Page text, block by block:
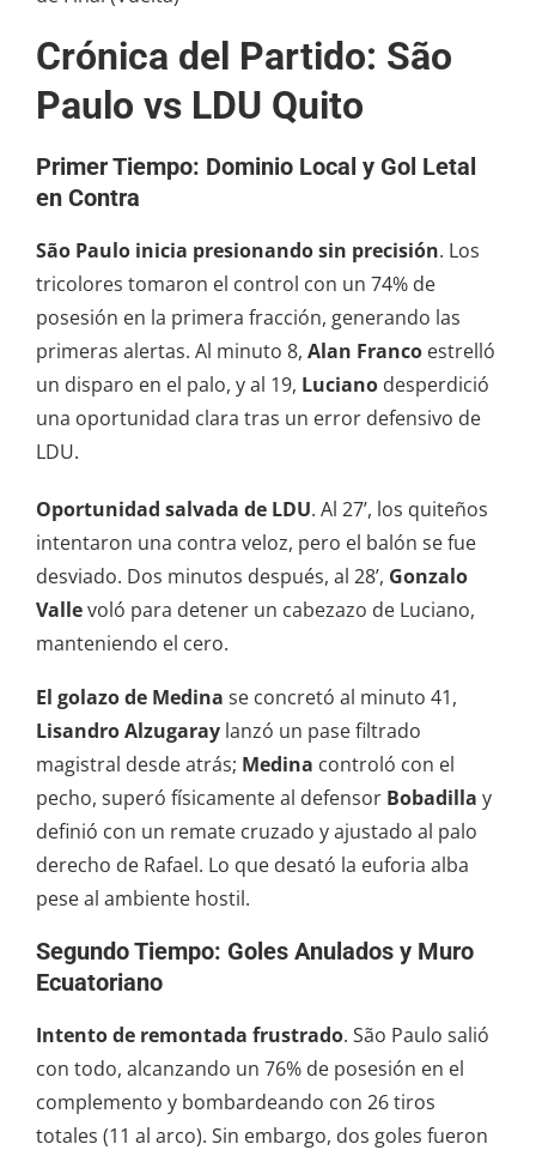
Crónica del Partido: São
Paulo vs LDU Quito
Primer Tiempo: Dominio Local y Gol Letal
en Contra
São Paulo inicia presionando sin precisión. Los
tricolores tomaron el control con un 74% de
posesión en la primera fracción, generando las
primeras alertas. Al minuto 8, Alan Franco estrelló
un disparo en el palo, y al 19, Luciano desperdició
una oportunidad clara tras un error defensivo de
LDU.
Oportunidad salvada de LDU. Al 27’, los quiteños
intentaron una contra veloz, pero el balón se fue
desviado. Dos minutos después, al 28’, Gonzalo
Vallevoló para detener un cabezazo de Luciano,
manteniendo el cero.
El golazo de Medina se concretó al minuto 41,
Lisandro Alzugaray lanzó un pase filtrado
magistral desde atrás; Medina controló con el
pecho, superó físicamente al defensor Bobadilla y
definió con un remate cruzado y ajustado al palo
derecho de Rafael. Lo que desató la euforia alba
pese al ambiente hostil.
Segundo Tiempo: Goles Anulados y Muro
Ecuatoriano
Intento de remontada frustrado. São Paulo salió
con todo, alcanzando un 76% de posesión en el
complemento y bombardeando con 26 tiros
totales (11 al arco). Sin embargo, dos goles fueron